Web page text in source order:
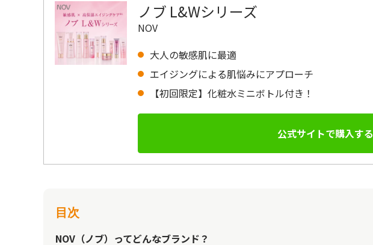
ノブ L&Wシリーズ
NOV
大人の敏感肌に最適
エイジングによる肌悩みにアプローチ
【初回限定】化粧水ミニボトル付き！
公式サイトで購入する
目次
NOV（ノブ）ってどんなブランド？